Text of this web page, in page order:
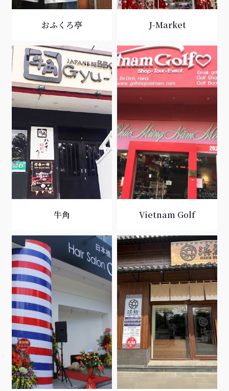
おふくろ亭 J-Market
牛角 Vietnam Golf